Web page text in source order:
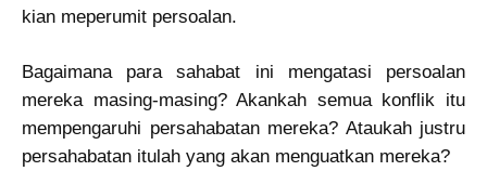
kian meperumit persoalan.
Bagaimana para sahabat ini mengatasi persoalan
mereka masing-masing? Akankah semua konflik itu
mempengaruhi persahabatan mereka? Ataukah justru
persahabatan itulah yang akan menguatkan mereka?